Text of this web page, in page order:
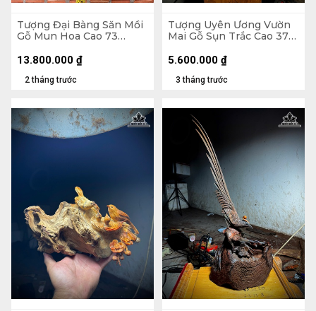
Tượng Đại Bàng Săn Mồi
Gỗ Mun Hoa Cao 73
2 tháng trước
13.800.000 ₫
Tượng Uyên Ương Vườn
Mai Gỗ Sụn Trắc Cao 37
3 tháng trước
5.600.000 ₫